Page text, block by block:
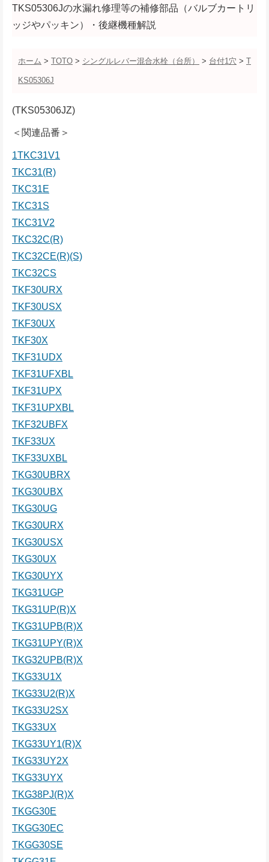
TKS05306Jの水漏れ修理等の補修部品（バルブカートリ
ッジやパッキン）・後継機種解説
ホーム > TOTO > シングルレバー混合水栓（台所） > 台付1穴 > T
KS05306J
(TKS05306JZ)
＜関連品番＞
1TKC31V1
TKC31(R)
TKC31E
TKC31S
TKC31V2
TKC32C(R)
TKC32CE(R)(S)
TKC32CS
TKF30URX
TKF30USX
TKF30UX
TKF30X
TKF31UDX
TKF31UFXBL
TKF31UPX
TKF31UPXBL
TKF32UBFX
TKF33UX
TKF33UXBL
TKG30UBRX
TKG30UBX
TKG30UG
TKG30URX
TKG30USX
TKG30UX
TKG30UYX
TKG31UGP
TKG31UP(R)X
TKG31UPB(R)X
TKG31UPY(R)X
TKG32UPB(R)X
TKG33U1X
TKG33U2(R)X
TKG33U2SX
TKG33UX
TKG33UY1(R)X
TKG33UY2X
TKG33UYX
TKG38PJ(R)X
TKGG30E
TKGG30EC
TKGG30SE